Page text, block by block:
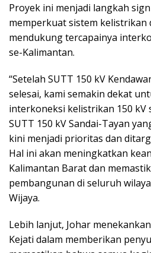
Proyek ini menjadi langkah
memperkuat sistem kelistrikan
mendukung tercapainya
se-Kalimantan.
“Setelah SUTT 150 kV
selesai, kami semakin dekat
interkoneksi kelistrikan 150 kV
SUTT 150 kV Sandai-Tayan
kini menjadi prioritas dan
Hal ini akan meningkatkan
Kalimantan Barat dan
pembangunan di seluruh
Wijaya.
Lebih lanjut, Johar
Kejati dalam memberikan